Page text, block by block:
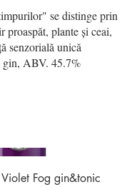
se distinge prin
proaspăt, plante și ceai,
senzorială unică
gin, ABV. 45.7%
Fog gin&tonic